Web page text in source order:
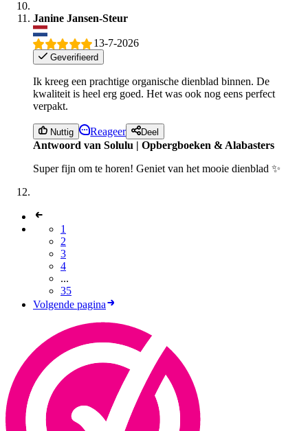
Janine Jansen-Steur
13-7-2026
Geverifieerd
Ik kreeg een prachtige organische dienblad binnen. De
kwaliteit is heel erg goed. Het was ook nog eens perfect
verpakt.
Nuttig Reageer Deel
Antwoord van Solulu | Opbergboeken & Alabasters
Super fijn om te horen! Geniet van het mooie dienblad ✨
1
2
3
4
...
35
Volgende pagina